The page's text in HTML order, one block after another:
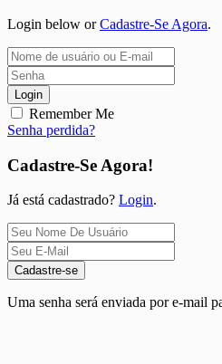
Login below orCadastre-Se Agora.
Login
Remember Me
Senha perdida?
Cadastre-Se Agora!
Já está cadastrado? Login.
Cadastre-se
Uma senha será enviada por e-mail